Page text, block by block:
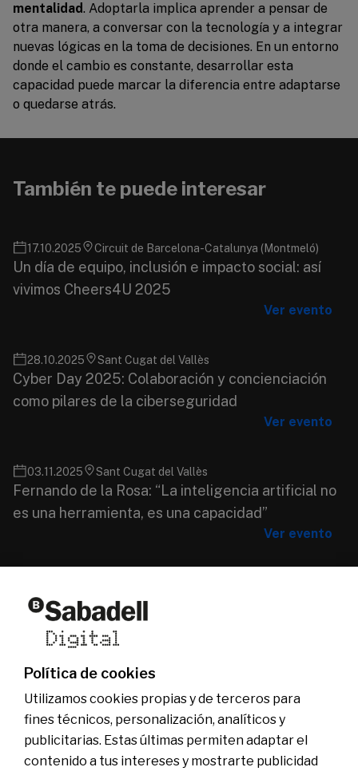
mentalidad. Adoptarla implica aprender a pensar de
otra manera, a conversar con la tecnología y a integrar
nuevas lógicas en la toma de decisiones. En un entorno
donde el cambio es constante, desarrollar esta
capacidad puede marcar la diferencia entre adaptarse
o quedarse atrás.
También te puede interesar
17.10.2025 Circuit de Barcelona-Catalunya (Montmeló)
Un día de equipo, inclusión e impacto social: así
vivimos Cheers4U 2025
Ver evento
28.10.2025 Sant Cugat del Vallès
Cyber Day 2025: Colaboración y concienciación
como pilares de la ciberseguridad
Ver evento
03.11.2025 Sant Cugat del Vallès
Fernando de la Rosa: “La inteligencia artificial no
es una herramienta, es una capacidad”
Ver evento
Quiénes somos
Actualidad
Ser Sabadell Digital
Únete al equipo
Política de cookies
Utilizamos cookies propias y de terceros para
fines técnicos, personalización, analíticos y
publicitarias. Estas últimas permiten adaptar el
contenido a tus intereses y mostrarte publicidad